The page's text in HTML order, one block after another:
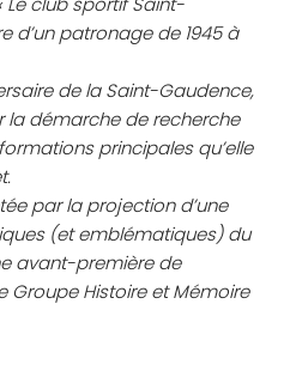
d’un patronage de 1945 à
de la Saint-Gaudence,
la démarche de recherche
principales qu’elle
par la projection d’une
(et emblématiques) du
avant-première de
Groupe Histoire et Mémoire